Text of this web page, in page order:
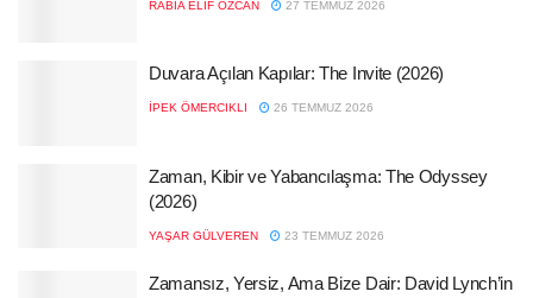
RABIA ELIF ÖZCAN 27 TEMMUZ 2026
Duvara Açılan Kapılar: The Invite (2026)
İPEK ÖMERCIKLI 26 TEMMUZ 2026
Zaman, Kibir ve Yabancılaşma: The Odyssey
(2026)
YAŞAR GÜLVEREN 23 TEMMUZ 2026
Zamansız, Yersiz, Ama Bize Dair: David Lynch’in